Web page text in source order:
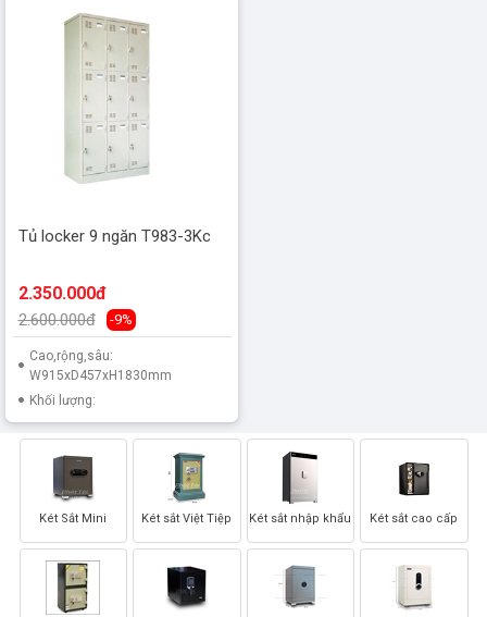
Tủ locker 9 ngăn T983-3Kc
2.350.000đ
2.600.000đ -9%
Cao,rộng,sâu:
W915xD457xH1830mm
Khối lượng:
Két Sắt Mini Két sắt Việt Tiệp Két sắt nhập khẩu Két sắt cao cấp